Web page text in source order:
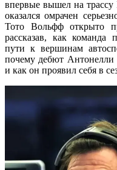
впервые вышел на
оказался омрачен
Тото Вольфф открыто
рассказав, как команда
пути к вершинам
почему дебют Антонелли
и как он проявил себя в